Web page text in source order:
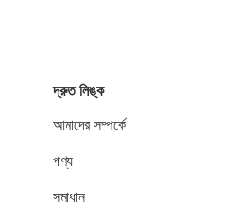
দ্রুত লিঙ্ক
আমাদের সম্পর্কে
পণ্য
সমাধান